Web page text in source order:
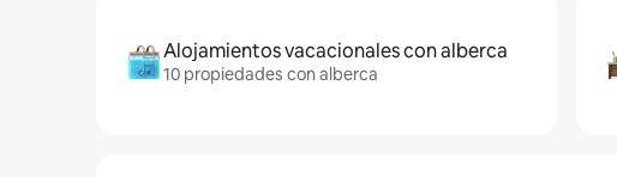
Alojamientos vacacionales con alberca
10 propiedades con alberca